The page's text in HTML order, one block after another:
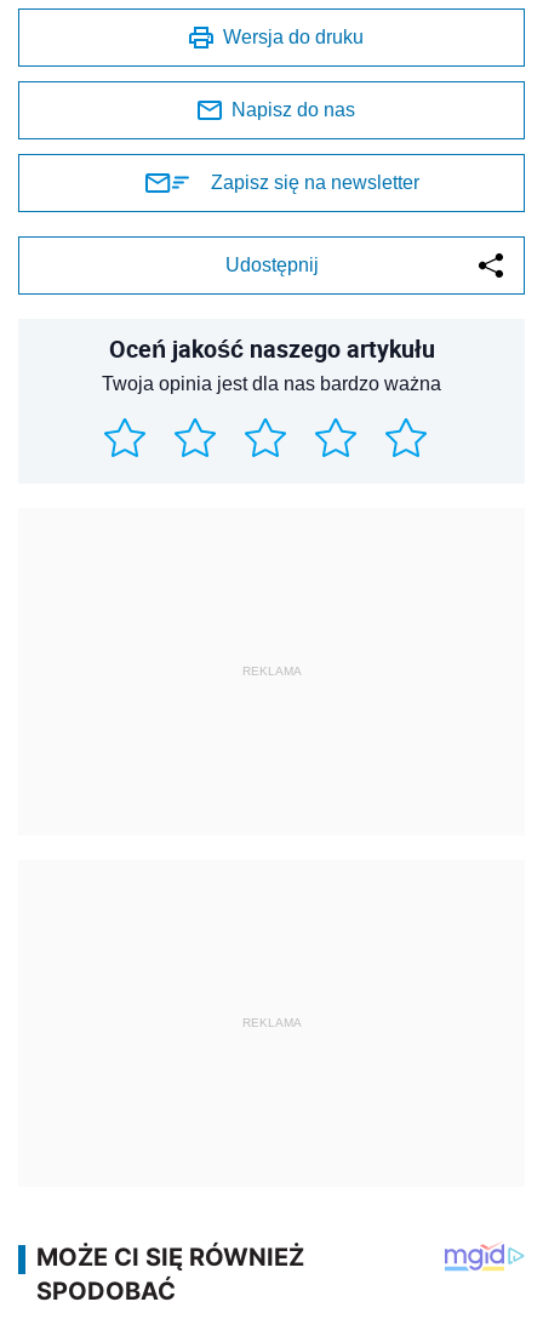
Wersja do druku
Napisz do nas
Zapisz się na newsletter
Udostępnij
Oceń jakość naszego artykułu
Twoja opinia jest dla nas bardzo ważna
REKLAMA
REKLAMA